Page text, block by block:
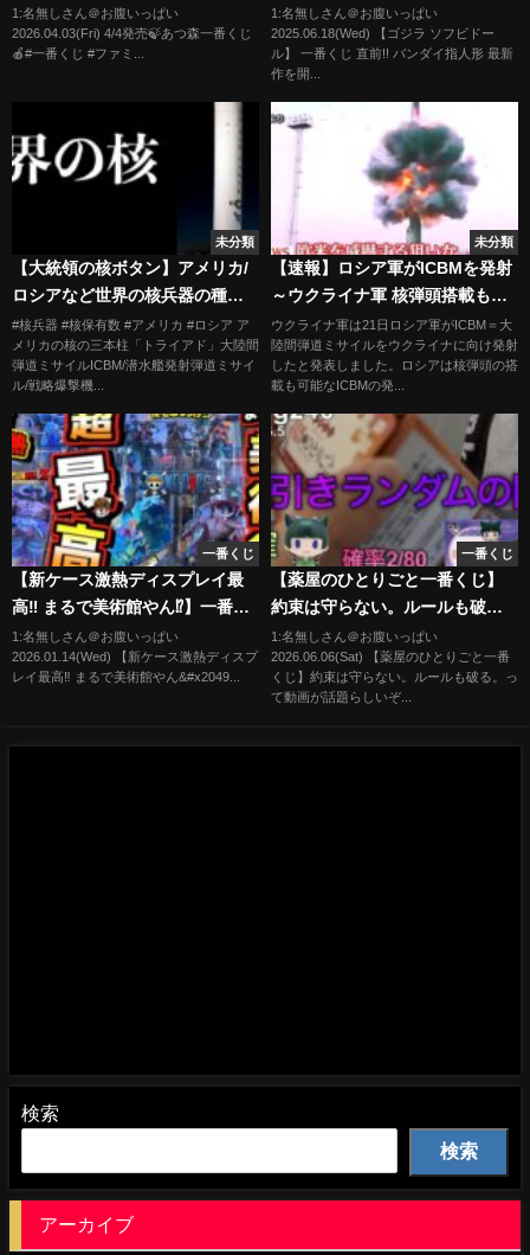
1:名無しさん＠お腹いっぱい
2026.04.03(Fri) 4/4発売🍃あつ森一番くじ
🍎#一番くじ #ファミ...
を開封レビュー!! 【GODZILLA
SOFVIDOLL 食玩】
1:名無しさん＠お腹いっぱい
2025.06.18(Wed) 【ゴジラ ソフビドー
ル】 一番くじ 直前!! バンダイ指人形 最新
作を開...
未分類
【大統領の核ボタン】アメリカ/
ロシアなど世界の核兵器の種
類・保有数を知る
#核兵器 #核保有数 #アメリカ #ロシア ア
メリカの核の三本柱「トライアド」大陸間
弾道ミサイルICBM/潜水艦発射弾道ミサイ
ル/戦略爆撃機...
未分類
【速報】ロシア軍がICBMを発射
～ウクライナ軍 核弾頭搭載も可
能…欧米など威嚇か
ウクライナ軍は21日ロシア軍がICBM＝大
陸間弾道ミサイルをウクライナに向け発射
したと発表しました。ロシアは核弾頭の搭
載も可能なICBMの発...
一番くじ
【新ケース激熱ディスプレイ最
高‼︎ まるで美術館やん⁉︎】一番く
じ フィギュア ドラゴンボール ワ
ンピース 僕のヒーローアカデミ
ア 地球家具 P.O.P ケース 棚
1:名無しさん＠お腹いっぱい
2026.01.14(Wed) 【新ケース激熱ディスプ
レイ最高‼︎ まるで美術館やん&#x2049...
一番くじ
【薬屋のひとりごと一番くじ】
約束は守らない。ルールも破
る。
1:名無しさん＠お腹いっぱい
2026.06.06(Sat) 【薬屋のひとりごと一番
くじ】約束は守らない。ルールも破る。っ
て動画が話題らしいぞ...
検索
検索
アーカイブ